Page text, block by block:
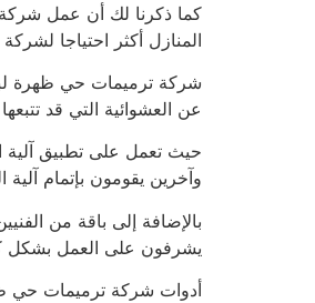
كما ذكرنا لك أن عمل
المنازل أكثر احتياجا
شركة ترميمات حي ظهرة لبن
عن العشوائية التي قد
حيث تعمل على تطبيق آلية
وآخرين يقومون بإتمام
بالإضافة إلى باقة من
يشرفون على العمل بشكل
أدوات شركة ترميمات حي